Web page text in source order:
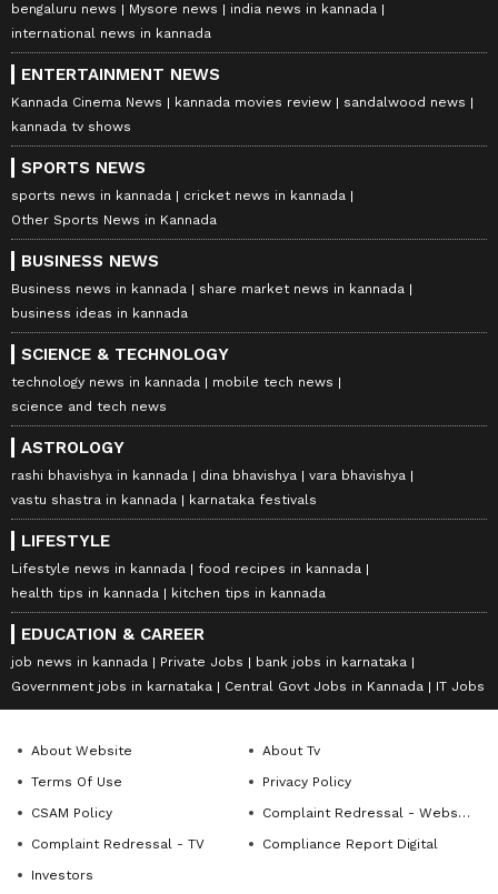
bengaluru news
Mysore news
india news in kannada
international news in kannada
ENTERTAINMENT NEWS
Kannada Cinema News kannada movies review
sandalwood news
kannada tv shows
SPORTS NEWS
sports news in kannada
cricket news in kannada
Other Sports News in Kannada
BUSINESS NEWS
Business news in kannada
share market news in kannada
business ideas in kannada
SCIENCE & TECHNOLOGY
technology news in kannada
mobile tech news
science and tech news
ASTROLOGY
rashi bhavishya in kannada dina bhavishya
vara bhavishya
vastu shastra in kannada
karnataka festivals
LIFESTYLE
Lifestyle news in kannada
food recipes in kannada
health tips in kannada
kitchen tips in kannada
EDUCATION & CAREER
job news in kannada Private Jobs
bank jobs in karnataka
Government jobs in karnataka
Central Govt Jobs in Kannada IT Jobs
About Website
About Tv
Terms Of Use
Privacy Policy
CSAM Policy
Complaint Redressal - Website
Complaint Redressal - TV
Compliance Report Digital
Investors